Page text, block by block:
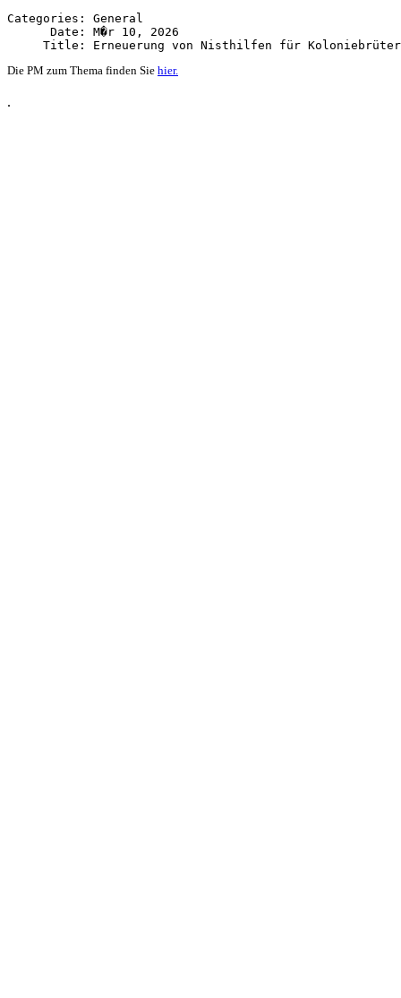
Categories: General
      Date: M�r 10, 2026
Die PM zum Thema finden Sie hier.
.